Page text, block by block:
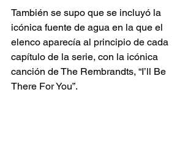
También se supo que se incluyó la
icónica fuente de agua en la que el
elenco aparecía al principio de cada
capítulo de la serie, con la icónica
canción de The Rembrandts, “I’ll Be
There For You”.